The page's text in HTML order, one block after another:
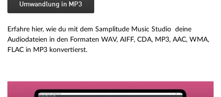
Umwandlung in MP3
Erfahre hier, wie du mit dem Samplitude Music Studio deine
Audiodateien in den Formaten WAV, AIFF, CDA, MP3, AAC, WMA,
FLAC in MP3 konvertierst.